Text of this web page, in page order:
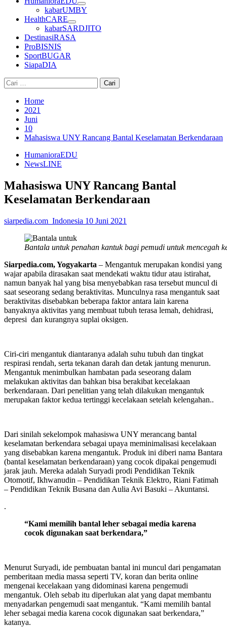
kabarUMBY
HealthCARE
kabarSARDJITO
DestinasiRASA
ProBISNIS
SportBUGAR
SiapaDIA
Cari
untuk:
Home
2021
Juni
10
Mahasiswa UNY Rancang Bantal Keselamatan Berkendaraan
HumanioraEDU
NewsLINE
Mahasiswa UNY Rancang Bantal
Keselamatan Berkendaraan
siarpedia.com_Indonesia 10 Juni 2021
Bantala untuk penahan kantuk bagi pemudi untuk mencegah
Siarpedia.com, Yogyakarta – Mengantuk merupakan kondisi yang
wajar apabila dirasakan saat mendekati waktu tidur atau istirahat,
namun banyak hal yang bisa menyebabkan rasa tersebut muncul di
saat seseorang sedang beraktivitas. Munculnya rasa mengantuk saat
beraktivitas disebabkan beberapa faktor antara lain karena
banyaknya aktivitas yang membuat tubuh terasa lemah, dehidrasi,
depresi dan kurangnya suplai oksigen.
Ciri-ciri mengantuk diantaranya adalah suhu tubuh dan tingkat
respirasi rendah, serta tekanan darah dan detak jantung menurun.
Mengantuk menimbulkan hambatan pada seseorang dalam
melakukan aktivitas dan bahkan bisa berakibat kecelakaan
berkendaraan. Dari penelitian yang telah dilakukan mengantuk
merupakan faktor kedua tertinggi kecelakaan setelah kelengahan..
Dari sinilah sekelompok mahasiswa UNY merancang bantal
keselamatan berkendara sebagai upaya meminimalisasi kecelakaan
yang disebabkan karena mengantuk. Produk ini diberi nama Bantara
(bantal keselamatan berkendaraan) yang cocok dipakai pengemudi
jarak jauh. Mereka adalah Suryadi prodi Pendidikan Teknik
Otomotif, Ikhwanudin – Pendidikan Teknik Elektro, Riani Fatimah
– Pendidikan Teknik Busana dan Aulia Avi Basuki – Akuntansi.
.
“Kami memilih bantal leher sebagai media karena
cocok digunakan saat berkendara,”
Menurut Suryadi, ide pembuatan bantal ini muncul dari pengamatan
pemberitaan media massa seperti TV, koran dan berita online
mengenai kecelakaan yang didominasi karena pengemudi
mengantuk. Oleh sebab itu diperlukan alat yang dapat membantu
menyadarkan pengemudi saat mengantuk. “Kami memilih bantal
leher sebagai media karena cocok digunakan saat berkendara,”
katanya.